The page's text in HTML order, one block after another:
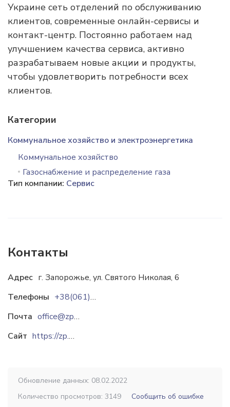
Украине сеть отделений по обслуживанию
клиентов, современные онлайн-сервисы и
контакт-центр. Постоянно работаем над
улучшением качества сервиса, активно
разрабатываем новые акции и продукты,
чтобы удовлетворить потребности всех
клиентов.
Категории
Коммунальное хозяйство и электроэнергетика
Коммунальное хозяйство
Газоснабжение и распределение газа
Тип компании: Сервис
Контакты
Адрес г. Запорожье, ул. Святого Николая, 6
Телефоны
+38(061)228-74-04
Почта
office@zpgaszbut.104.ua
Сайт
https://zp.gaszbut.com.ua
Обновление данных: 08.02.2022
Количество просмотров: 3149
Сообщить об ошибке